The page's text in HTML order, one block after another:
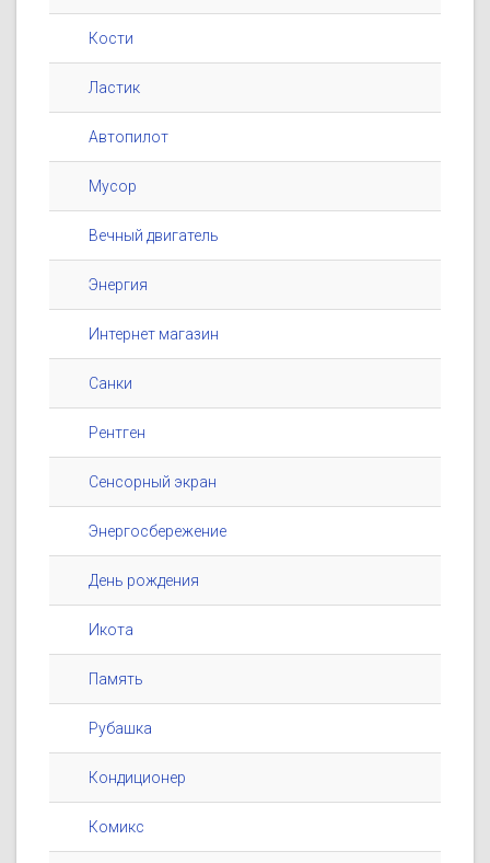
Кости
Ластик
Автопилот
Мусор
Вечный двигатель
Энергия
Интернет магазин
Санки
Рентген
Сенсорный экран
Энергосбережение
День рождения
Икота
Память
Рубашка
Кондиционер
Комикс